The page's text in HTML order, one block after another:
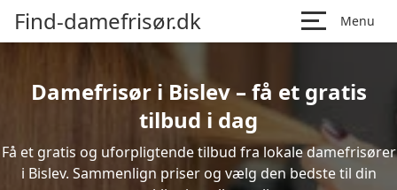
Find-damefrisør.dk Menu
Damefrisør i Bislev – få et gratis
tilbud i dag
Få et gratis og uforpligtende tilbud fra lokale damefrisører
i Bislev. Sammenlign priser og vælg den bedste til din